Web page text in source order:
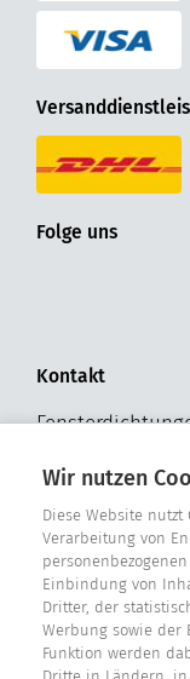
Folge uns
Kontakt
D - 33181 Bad
Tel. +49 2957 -
E-Mail:
Dichtungskatalog
Wir nutzen
Diese Website
Verarbeitung von
Einbindung von
Dritter, der
Werbung sowie der
Funktion werden